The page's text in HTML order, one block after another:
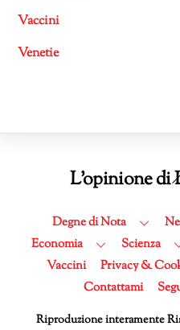
Vaccini
Venetie
L'opinione di
Degne di Nota
Economia
Scienza
Vaccini
Privacy &
Contattami
Riproduzione interamente